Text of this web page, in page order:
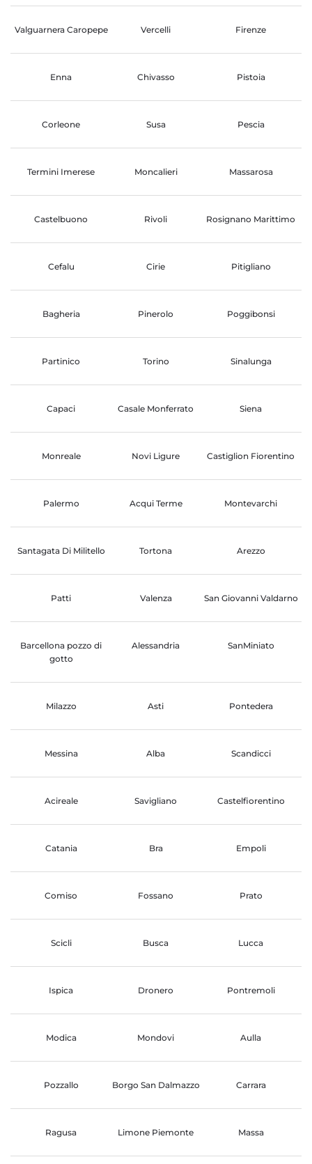
Valguarnera Caropepe Vercelli Firenze
Enna Chivasso Pistoia
Corleone Susa Pescia
Termini Imerese Moncalieri Massarosa
Castelbuono Rivoli Rosignano Marittimo
Cefalu Cirie Pitigliano
Bagheria Pinerolo Poggibonsi
Partinico Torino Sinalunga
Capaci Casale Monferrato Siena
Monreale Novi Ligure Castiglion Fiorentino
Palermo Acqui Terme Montevarchi
Santagata Di Militello Tortona Arezzo
Patti Valenza San Giovanni Valdarno
Barcellona pozzo di
gotto
Alessandria SanMiniato
Milazzo Asti Pontedera
Messina Alba Scandicci
Acireale Savigliano Castelfiorentino
Catania Bra Empoli
Comiso Fossano Prato
Scicli Busca Lucca
Ispica Dronero Pontremoli
Modica Mondovi Aulla
Pozzallo Borgo San Dalmazzo Carrara
Ragusa Limone Piemonte Massa